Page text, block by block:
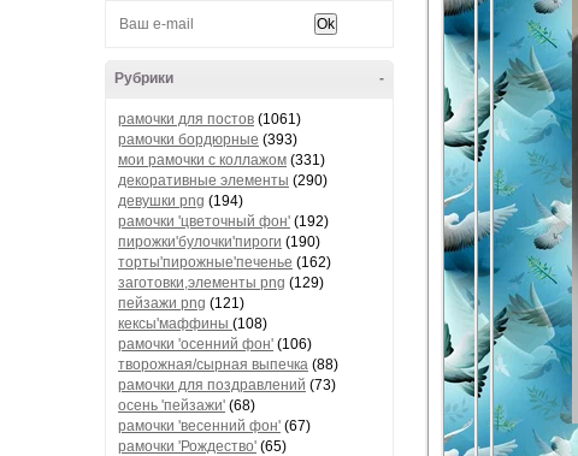
-
Рубрики
рамочки для постов (1061)
рамочки бордюрные (393)
мои рамочки с коллажом (331)
декоративные элементы (290)
девушки png (194)
рамочки 'цветочный фон' (192)
пирожки'булочки'пироги (190)
торты'пирожные'печенье (162)
заготовки,элементы png (129)
пейзажи png (121)
кексы'маффины (108)
рамочки 'осенний фон' (106)
творожная/сырная выпечка (88)
рамочки для поздравлений (73)
осень 'пейзажи' (68)
рамочки 'весенний фон' (67)
рамочки 'Рождество' (65)